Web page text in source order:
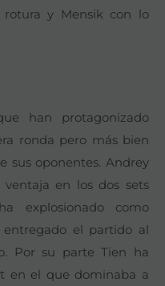
y Mensik con lo
han protagonizado
ronda pero más bien
sus oponentes. Andrey
en los dos sets
explosionado como
el partido al
Por su parte Tien ha
en el que dominaba a